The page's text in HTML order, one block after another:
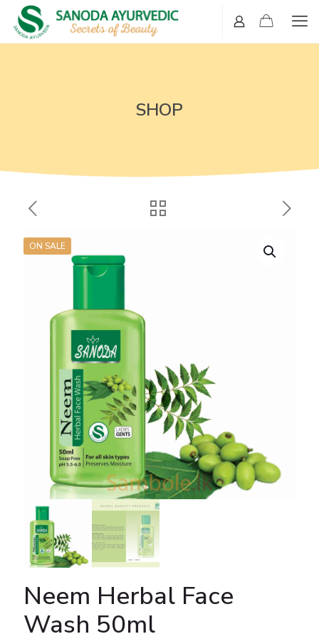
SHOP
ON SALE
Neem Herbal Face
Wash 50ml